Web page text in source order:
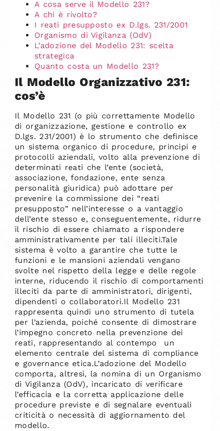
A cosa serve il Modello 231?
A chi è rivolto?
I reati presupposto ex D.lgs. 231/2001
Organismo di Vigilanza (OdV)
L’adozione del Modello 231: scelta
strategica
Quanto costa un Modello 231?
Il Modello Organizzativo 231:
cos’è
Il Modello 231 (o più correttamente Modello
di organizzazione, gestione e controllo ex
D.lgs. 231/2001) è lo strumento che definisce
un sistema organico di procedure, principi e
protocolli aziendali, volto alla prevenzione di
determinati reati che l’ente (società,
associazione, fondazione, ente senza
personalità giuridica) può adottare per
prevenire la commissione dei “reati
presupposto” nell’interesse o a vantaggio
dell’ente stesso e, conseguentemente, ridurre
il rischio di essere chiamato a rispondere
amministrativamente per tali illeciti.Tale
sistema è volto a garantire che tutte le
funzioni e le mansioni aziendali vengano
svolte nel rispetto della legge e delle regole
interne, riducendo il rischio di comportamenti
illeciti da parte di amministratori, dirigenti,
dipendenti o collaboratori.Il Modello 231
rappresenta quindi uno strumento di tutela
per l’azienda, poiché consente di dimostrare
l’impegno concreto nella prevenzione dei
reati, rappresentando al contempo un
elemento centrale del sistema di compliance
e governance etica.L’adozione del Modello
comporta, altresì, la nomina di un Organismo
di Vigilanza (OdV), incaricato di verificare
l’efficacia e la corretta applicazione delle
procedure previste e di segnalare eventuali
criticità o necessità di aggiornamento del
modello.